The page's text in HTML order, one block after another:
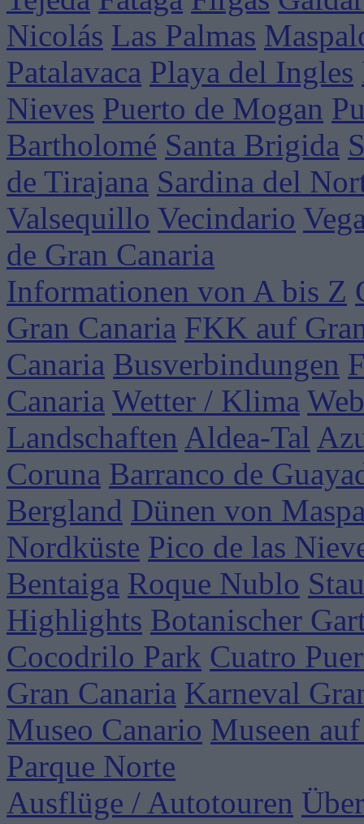
Nicolás Las Palmas
Patalavaca Playa del Ingles
Nieves Puerto de Mogan
Bartholomé Santa Brigida
de Tirajana Sardina del
Valsequillo Vecindario
de Gran Canaria
Informationen von A bis Z
Gran Canaria FKK auf
Canaria Busverbindungen
Canaria Wetter / Klima
Landschaften Aldea-Tal
Coruna Barranco de
Bergland Dünen von
Nordküste Pico de las
Bentaiga Roque Nublo
Highlights Botanischer
Cocodrilo Park Cuatro
Gran Canaria Karneval
Museo Canario Museen
Parque Norte
Ausflüge / Autotouren